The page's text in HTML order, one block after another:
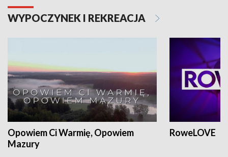
WYPOCZYNEK I REKREACJA
Opowiem Ci Warmię, Opowiem
Mazury
RoweLOVE